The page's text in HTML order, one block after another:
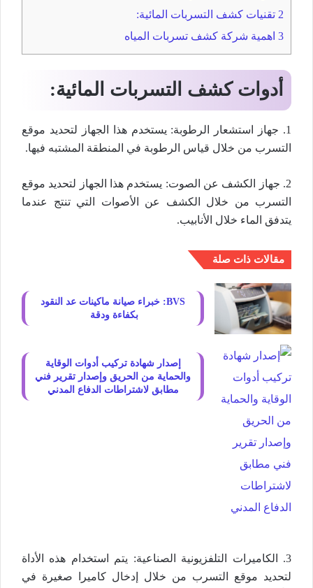
2 تقنيات كشف التسربات المائية:
3 اهمية شركة كشف تسربات المياه
أدوات كشف التسربات المائية:
1. جهاز استشعار الرطوبة: يستخدم هذا الجهاز لتحديد موقع
التسرب من خلال قياس الرطوبة في المنطقة المشتبه فيها.
2. جهاز الكشف عن الصوت: يستخدم هذا الجهاز لتحديد موقع
التسرب من خلال الكشف عن الأصوات التي تنتج عندما
يتدفق الماء خلال الأنابيب.
مقالات ذات صلة
BVS: خبراء صيانة ماكينات عد النقود
بكفاءة ودقة ️
إصدار شهادة تركيب أدوات الوقاية
والحماية من الحريق وإصدار تقرير فني
مطابق لاشتراطات الدفاع المدني
3. الكاميرات التلفزيونية الصناعية: يتم استخدام هذه الأداة
لتحديد موقع التسرب من خلال إدخال كاميرا صغيرة في